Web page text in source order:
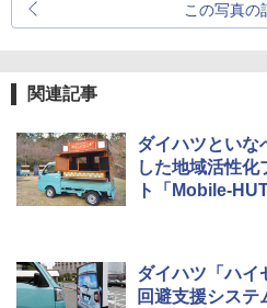
この写真の
関連記事
ダイハツといな
した地域活性化
ト「Mobile-
ダイハツ「ハイ
回避支援システ